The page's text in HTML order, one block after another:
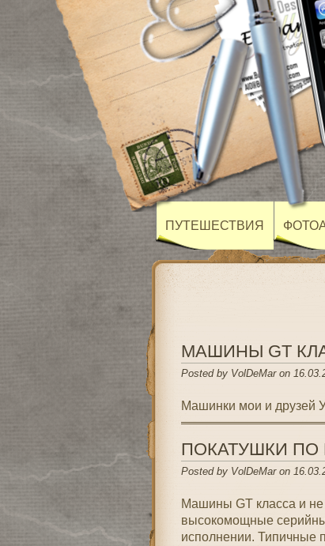
ПУТЕШЕСТВИЯ
МАШИНЫ GT
Posted by VolDeMar on
Машинки мои и
ПОКАТУШКИ ПО
Posted by VolDeMar on
Машины GT класса и не
высокомощные
исполнении. Типичные